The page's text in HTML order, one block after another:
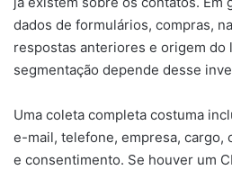
dados de formulários, compras,
respostas anteriores e origem do
segmentação depende desse
Uma coleta completa costuma
e-mail, telefone, empresa, cargo,
e consentimento. Se houver um